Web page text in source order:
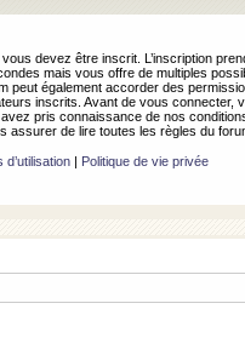
devez être inscrit. L’inscription
mais vous offre de multiples
peut également accorder des
inscrits. Avant de vous connecter,
pris connaissance de nos
assurer de lire toutes les règles du
d’utilisation| Politique de vie privée